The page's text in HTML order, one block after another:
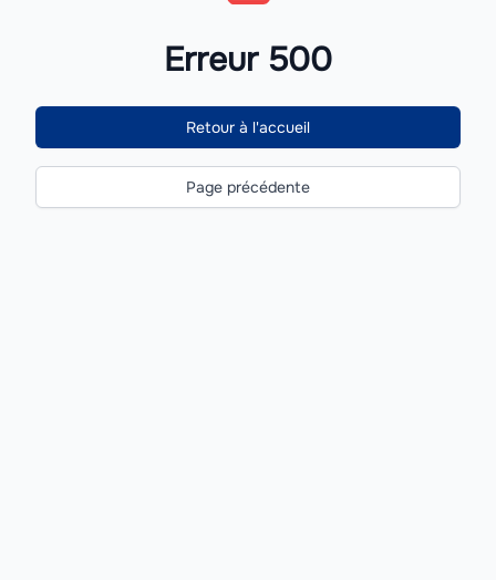
Erreur 500
Retour à l'accueil
Page précédente